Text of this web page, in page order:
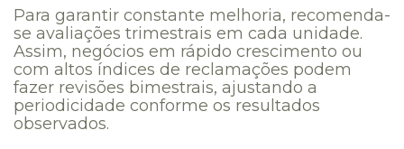
Para garantir constante melhoria, recomenda-
se avaliações trimestrais em cada unidade.
Assim, negócios em rápido crescimento ou
com altos índices de reclamações podem
fazer revisões bimestrais, ajustando a
periodicidade conforme os resultados
observados.